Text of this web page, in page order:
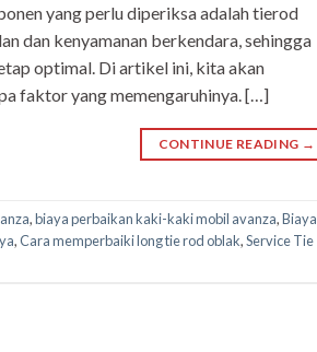
yang perlu diperiksa adalah tierod
dan kenyamanan berkendara, sehingga
optimal. Di artikel ini, kita akan
faktor yang memengaruhinya. […]
CONTINUE READING →
,biaya perbaikan kaki-kaki mobil avanza,Biaya
,Cara memperbaiki long tie rod oblak,Service Tie